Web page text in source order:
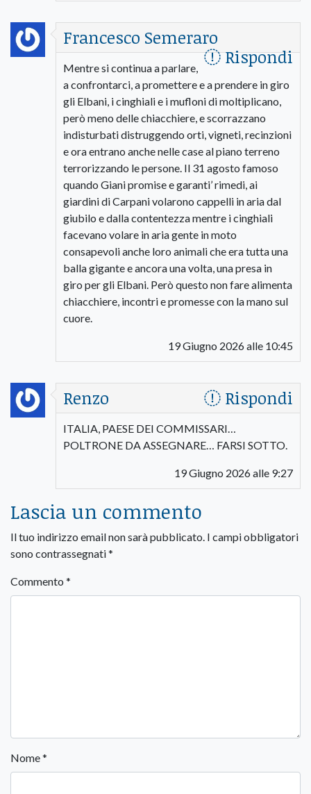
Francesco Semeraro
Rispondi
Mentre si continua a parlare,
a confrontarci, a promettere e a prendere in giro
gli Elbani, i cinghiali e i mufloni di moltiplicano,
però meno delle chiacchiere, e scorrazzano
indisturbati distruggendo orti, vigneti, recinzioni
e ora entrano anche nelle case al piano terreno
terrorizzando le persone. Il 31 agosto famoso
quando Giani promise e garanti’ rimedi, ai
giardini di Carpani volarono cappelli in aria dal
giubilo e dalla contentezza mentre i cinghiali
facevano volare in aria gente in moto
consapevoli anche loro animali che era tutta una
balla gigante e ancora una volta, una presa in
giro per gli Elbani. Però questo non fare alimenta
chiacchiere, incontri e promesse con la mano sul
cuore.
19 Giugno 2026 alle 10:45
Renzo Rispondi
ITALIA, PAESE DEI COMMISSARI…
POLTRONE DA ASSEGNARE… FARSI SOTTO.
19 Giugno 2026 alle 9:27
Lascia un commento
Il tuo indirizzo email non sarà pubblicato. I campi obbligatori
sono contrassegnati*
Commento *
Nome*